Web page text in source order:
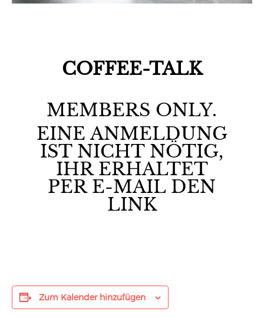
COFFEE-TALK
MEMBERS ONLY.
EINE ANMELDUNG
IST NICHT NÖTIG,
IHR ERHALTET
PER E-MAIL DEN
LINK
Zum Kalender hinzufügen